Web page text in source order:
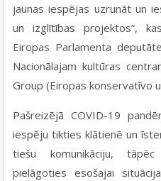
jaunas iespējas uzrunāt un
un izglītības projektos”,
Eiropas Parlamenta
Nacionālajam kultūras
Group (Eiropas konservatīvo
Pašreizējā COVID-19
iespēju tikties klātienē un
tiešu komunikāciju,
pielāgoties esošajai